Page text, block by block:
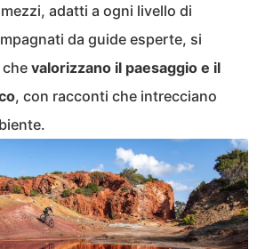
adatti a ogni livello di
da guide esperte, si
valorizzano il paesaggio e il
, con racconti che intrecciano